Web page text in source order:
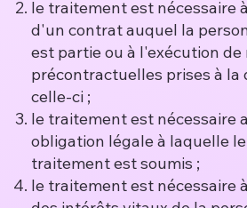
le traitement est nécessaire
d'un contrat auquel la
est partie ou à l'exécution de
précontractuelles prises à la
celle-ci ;
le traitement est nécessaire
obligation légale à laquelle
traitement est soumis ;
le traitement est nécessaire